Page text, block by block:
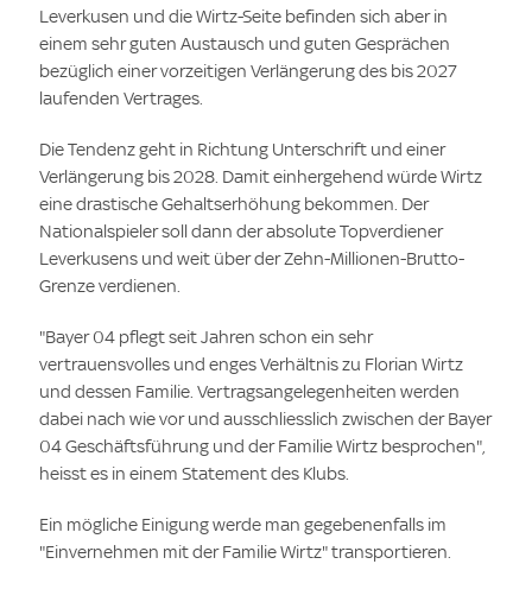
Leverkusen und die Wirtz-Seite befinden sich aber in
einem sehr guten Austausch und guten Gesprächen
bezüglich einer vorzeitigen Verlängerung des bis 2027
laufenden Vertrages.
Die Tendenz geht in Richtung Unterschrift und einer
Verlängerung bis 2028. Damit einhergehend würde Wirtz
eine drastische Gehaltserhöhung bekommen. Der
Nationalspieler soll dann der absolute Topverdiener
Leverkusens und weit über der Zehn-Millionen-Brutto-
Grenze verdienen.
"Bayer 04 pflegt seit Jahren schon ein sehr
vertrauensvolles und enges Verhältnis zu Florian Wirtz
und dessen Familie. Vertragsangelegenheiten werden
dabei nach wie vor und ausschliesslich zwischen der Bayer
04 Geschäftsführung und der Familie Wirtz besprochen",
heisst es in einem Statement des Klubs.
Ein mögliche Einigung werde man gegebenenfalls im
"Einvernehmen mit der Familie Wirtz" transportieren.